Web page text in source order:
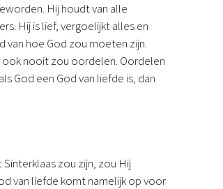
Hij houdt van alle
Hij is lief, vergoelijkt alles en
van hoe God zou moeten zijn.
ook nooit zou oordelen. Oordelen
God een God van liefde is, dan
zou zijn, zou Hij
van liefde komt namelijk op voor